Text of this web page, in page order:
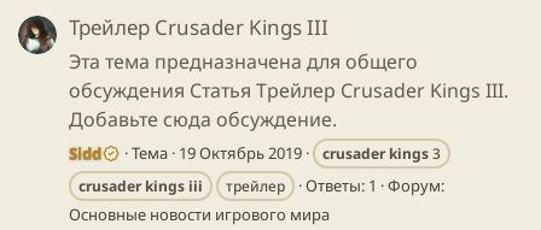
Трейлер Crusader Kings III
Эта тема предназначена для общего
обсуждения Статья Трейлер Crusader Kings III.
Добавьте сюда обсуждение.
Sidd Тема 19 Октябрь 2019 crusader kings3
crusader kings iii трейлер Ответы: 1
Форум:
Основные новости игрового мира